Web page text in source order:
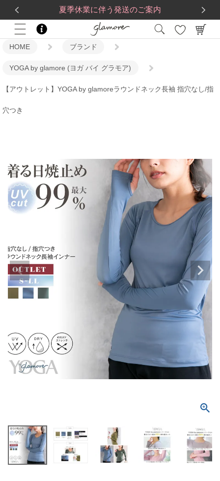
夏季休業に伴う発送のご案内
送料一律560円5,500 円(税込)以上で送料無料
HOME ブランド
YOGA by glamore (ヨガ バイ グラモア)
【アウトレット】YOGA by glamoreラウンドネック長袖 指穴なし/指
穴つき